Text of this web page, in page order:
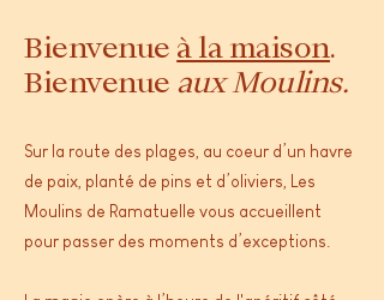
Bienvenue à la maison.
Bienvenue aux Moulins.
Sur la route des plages, au coeur d’un havre
de paix, planté de pins et d’oliviers, Les
Moulins de Ramatuelle vous accueillent
pour passer des moments d’exceptions.